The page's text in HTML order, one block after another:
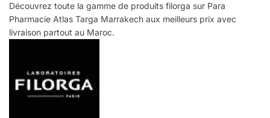
Découvrez toute la gamme de produits filorga sur Para
Pharmacie Atlas Targa Marrakech aux meilleurs prix avec
livraison partout au Maroc.